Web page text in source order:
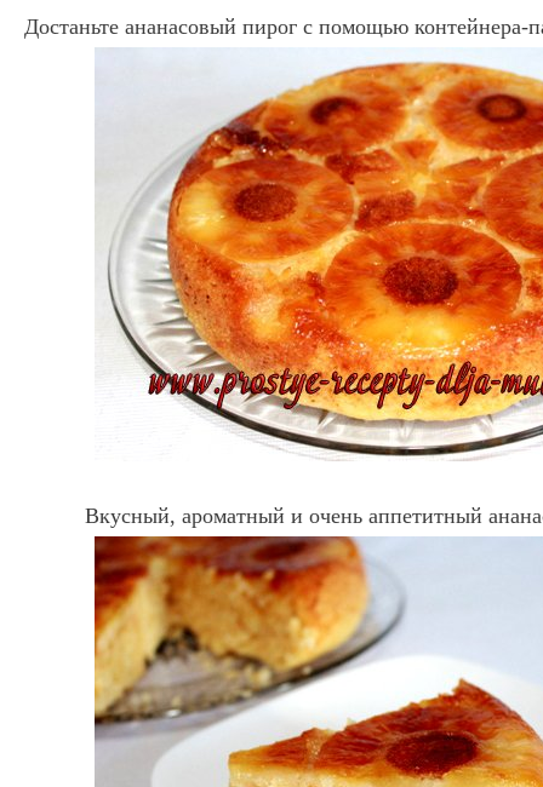
Достаньте ананасовый пирог с помощью контейнера-
Вкусный, ароматный и очень аппетитный